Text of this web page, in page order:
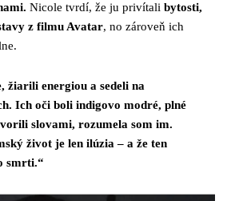
Nicole tvrdí, že ju privítali bytosti,
z filmu Avatar, no zároveň ich
žiarili energiou a sedeli na
Ich oči boli indigovo modré, plné
slovami, rozumela som im.
život je len ilúzia – a že ten
smrti.“